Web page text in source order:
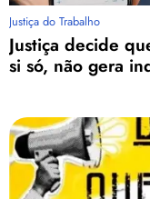
Justiça do Trabalho
Justiça decide
si só, não gera